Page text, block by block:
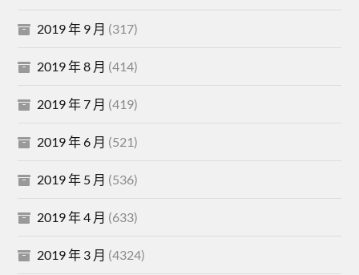
2019 年 9 月 (317)
2019 年 8 月 (414)
2019 年 7 月 (419)
2019 年 6 月 (521)
2019 年 5 月 (536)
2019 年 4 月 (633)
2019 年 3 月 (4324)